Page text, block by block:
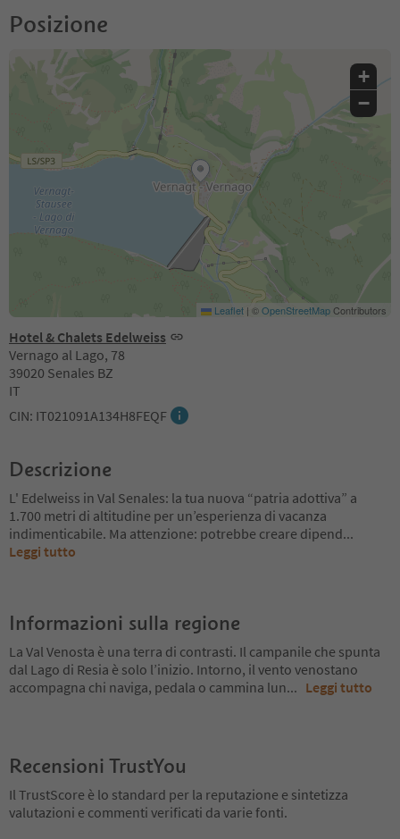
Posizione
Hotel & Chalets Edelweiss
Vernago al Lago, 78
39020 Senales BZ
IT
CIN: IT021091A134H8FEQF
+
−
Leaflet | ©OpenStreetMapContributors
Descrizione
L' Edelweiss in Val Senales: la tua nuova “patria adottiva” a
1.700 metri di altitudine per un’esperienza di vacanza
indimenticabile. Ma attenzione: potrebbe creare dipend...
Leggi tutto
Informazioni sulla regione
La Val Venosta è una terra di contrasti. Il campanile che spunta
dal Lago di Resia è solo l’inizio. Intorno, il vento venostano
accompagna chi naviga, pedala o cammina lun... Leggi tutto
Recensioni TrustYou
Il TrustScore è lo standard per la reputazione e sintetizza
valutazioni e commenti verificati da varie fonti.